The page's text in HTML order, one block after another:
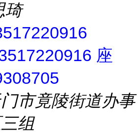
琦
座
市竟陵街道办事
组